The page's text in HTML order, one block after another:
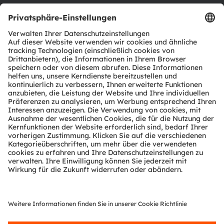
Produkt Selektor
Download Center
Tools
Kundenanfragen
Technischer Support
Partner Netzwerk
Whistleblowing
© 2026 ams-OSRAM AG. All rights reserved.
Datenschutzerklärung Nutzungsbedingungen
Terms of Trade
ImpressumCookie PolicyAI Policy